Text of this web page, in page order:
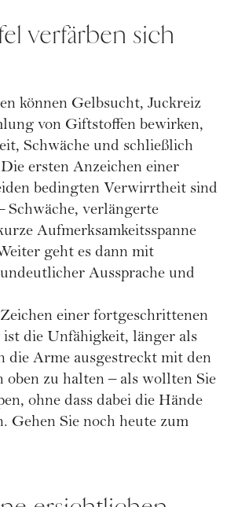
verfärben sich
können Gelbsucht, Juckreiz
von Giftstoffen bewirken,
Schwäche und schließlich
ersten Anzeichen einer
bedingten Verwirrtheit sind
Schwäche, verlängerte
Aufmerksamkeitsspanne
geht es dann mit
Aussprache und
einer fortgeschrittenen
die Unfähigkeit, länger als
die Arme ausgestreckt mit den
oben zu halten – als wollten Sie
ohne dass dabei die Hände
Gehen Sie noch heute zum